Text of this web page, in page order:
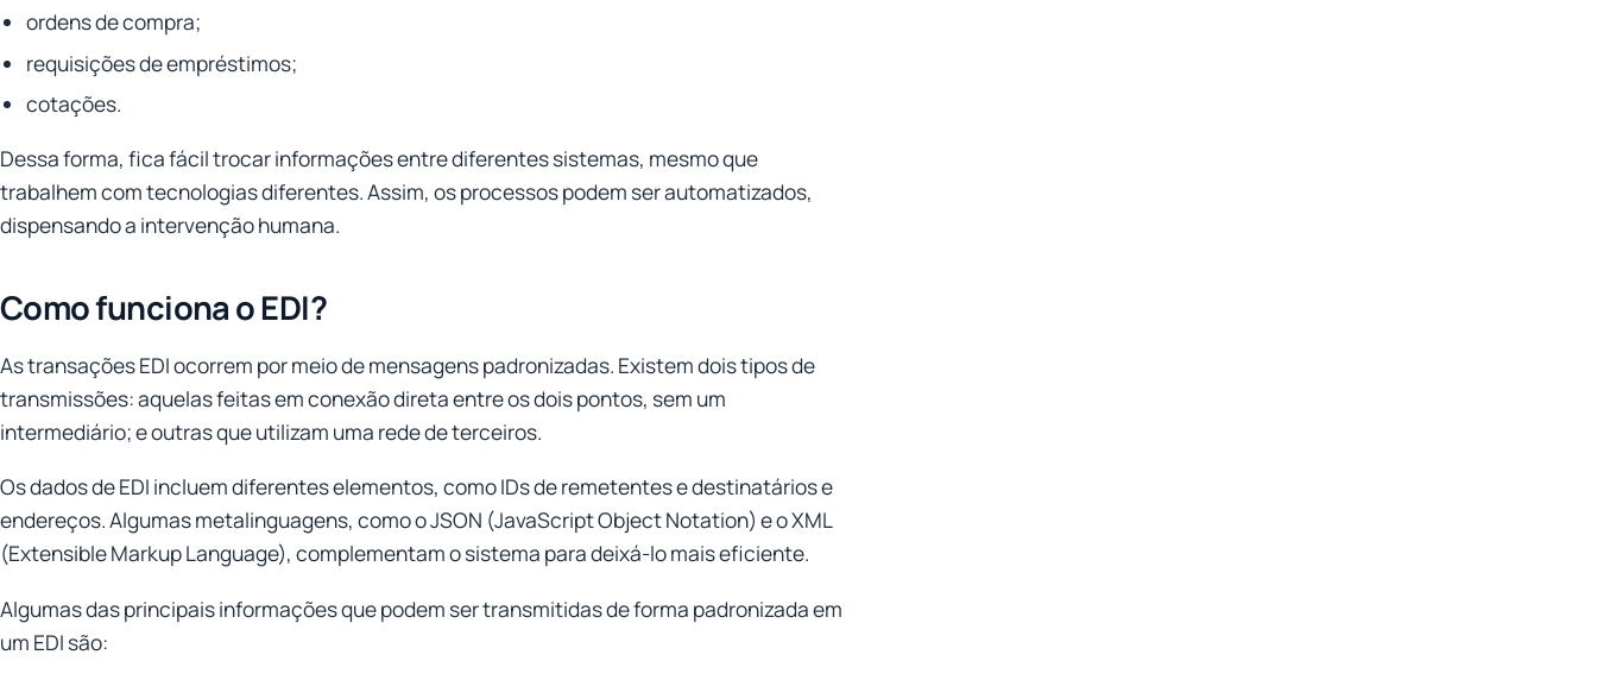
ordens de compra;
requisições de empréstimos;
cotações.
Dessa forma, fica fácil trocar informações entre diferentes sistemas, mesmo que
trabalhem com tecnologias diferentes. Assim, os processos podem ser automatizados,
dispensando a intervenção humana.
Como funciona o EDI?
As transações EDI ocorrem por meio de mensagens padronizadas. Existem dois tipos de
transmissões: aquelas feitas em conexão direta entre os dois pontos, sem um
intermediário; e outras que utilizam uma rede de terceiros.
Os dados de EDI incluem diferentes elementos, como IDs de remetentes e destinatários e
endereços. Algumas metalinguagens, como o JSON (JavaScript Object Notation) e o XML
(Extensible Markup Language), complementam o sistema para deixá-lo mais eficiente.
Algumas das principais informações que podem ser transmitidas de forma padronizada em
um EDI são: